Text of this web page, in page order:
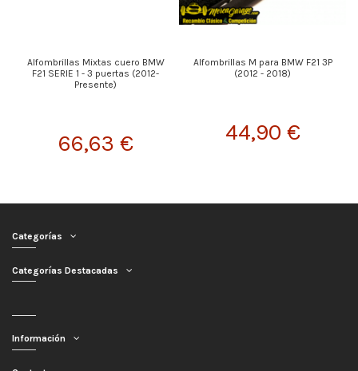
Alfombrillas Mixtas cuero BMW
F21 SERIE 1 - 3 puertas (2012-
Presente)
66,63 €
Alfombrillas M para BMW F21 3P
(2012 - 2018)
44,90 €
Categorías
Categorías Destacadas
Información